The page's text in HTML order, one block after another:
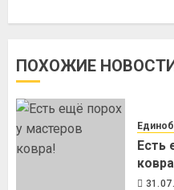
ПОХОЖИЕ
Есть